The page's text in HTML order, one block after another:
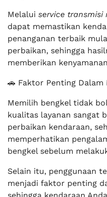
Melalui service transmisi
dapat memastikan
penanganan terbaik
perbaikan, sehingga
memberikan
🚗 Faktor Penting Dalam
Memilih bengkel tidak
kualitas layanan sangat
perbaikan kendaraan,
memperhatikan
bengkel sebelum
Selain itu, penggunaan
menjadi faktor penting